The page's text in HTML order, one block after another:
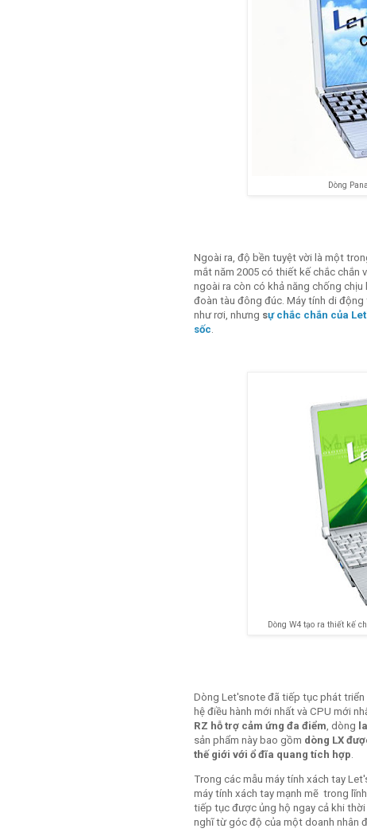
Dòng
Ngoài ra, độ bền tuyệt vời là một
mắt năm 2005 có thiết kế chắc chắn
ngoài ra còn có khả năng chống
đoàn tàu đông đúc. Máy tính di
như rơi, nhưng sự chắc chắn của
sốc
Dòng W4 tạo ra thiết kế
Dòng Let'snote đã tiếp tục phát
hệ điều hành mới nhất và CPU mới
RZ hỗ trợ cảm ứng đa điểm , dòng
sản phẩm này bao gồm dòng LX
thế giới với ổ đĩa quang tích hợp
Trong các mẫu máy tính xách tay
máy tính xách tay mạnh mẽ trong
tiếp tục được ủng hộ ngay cả khi
nghĩ từ góc độ của một doanh nhân